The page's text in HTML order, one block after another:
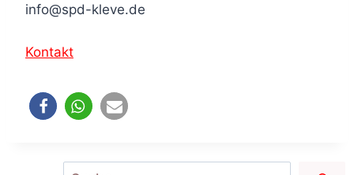
info@spd-kleve.de
Kontakt